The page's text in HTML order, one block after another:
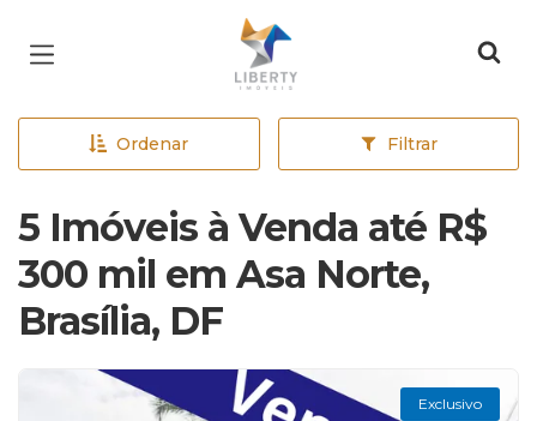
Página inicial
Ordenar Filtrar
5 Imóveis à Venda até R$
300 mil em Asa Norte,
Brasília, DF
Exclusivo